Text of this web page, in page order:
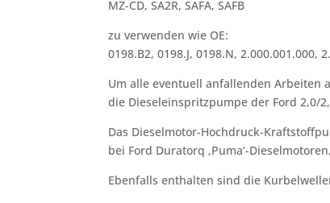
MZ-CD, SA2R, SAFA, SAFB
zu verwenden wie OE:
0198.B2, 0198.J, 0198.N, 2.000.001.000,
Um alle eventuell anfallenden Arbeiten
die Dieseleinspritzpumpe der Ford 2,0/
Das Dieselmotor-Hochdruck-
bei Ford Duratorq ‚Puma‘-
Ebenfalls enthalten sind die